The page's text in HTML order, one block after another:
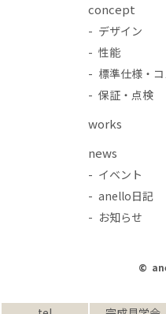
concept
- デザイン
- 性能
- 標準仕様・コ
- 保証・点検
works
news
- イベント
- anello日記
- お知らせ
©